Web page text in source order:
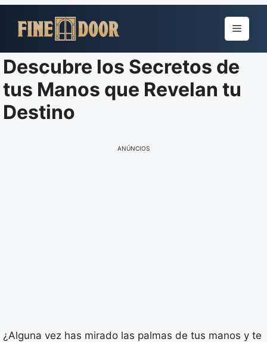
para
conteúdo
Menu
Descubre los Secretos de
tus Manos que Revelan tu
Destino
ANÚNCIOS
¿Alguna vez has mirado las palmas de tus manos y te